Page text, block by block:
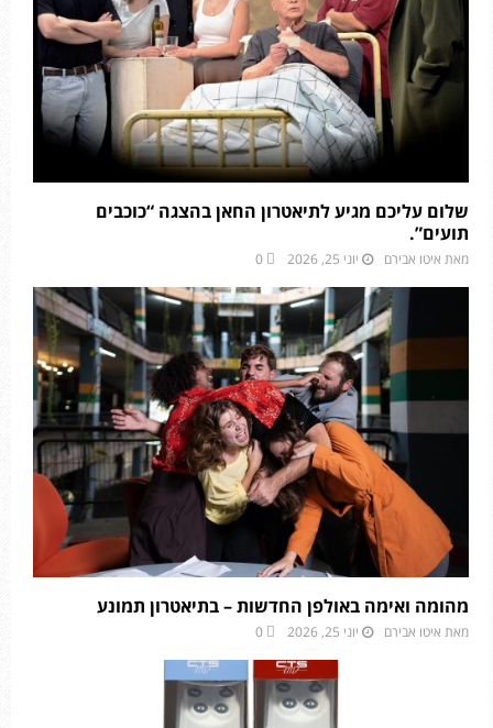
שלום עליכם מגיע לתיאטרון החאן בהצגה “כוכבים
תועים”.
מאת איטו אבירם יוני 25, 2026 0
מהומה ואימה באולפן החדשות – בתיאטרון תמונע
מאת איטו אבירם יוני 25, 2026 0